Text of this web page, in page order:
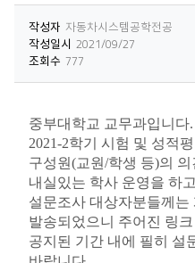
작성자 자동차시스템공학전공
작성일시 2021/09/27
조회수 777
중부대학교 교무과입니다.
2021-2학기 시험 및 성적
구성원(교원/학생 등)의
내실있는 학사 운영을 하
설문조사 대상자분들께는
발송되었으니 주어진 링
공지된 기간 내에 필히 설